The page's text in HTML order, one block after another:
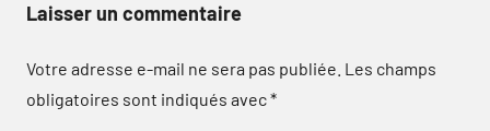
Laisser un commentaire
Votre adresse e-mail ne sera pas publiée. Les champs
obligatoires sont indiqués avec*